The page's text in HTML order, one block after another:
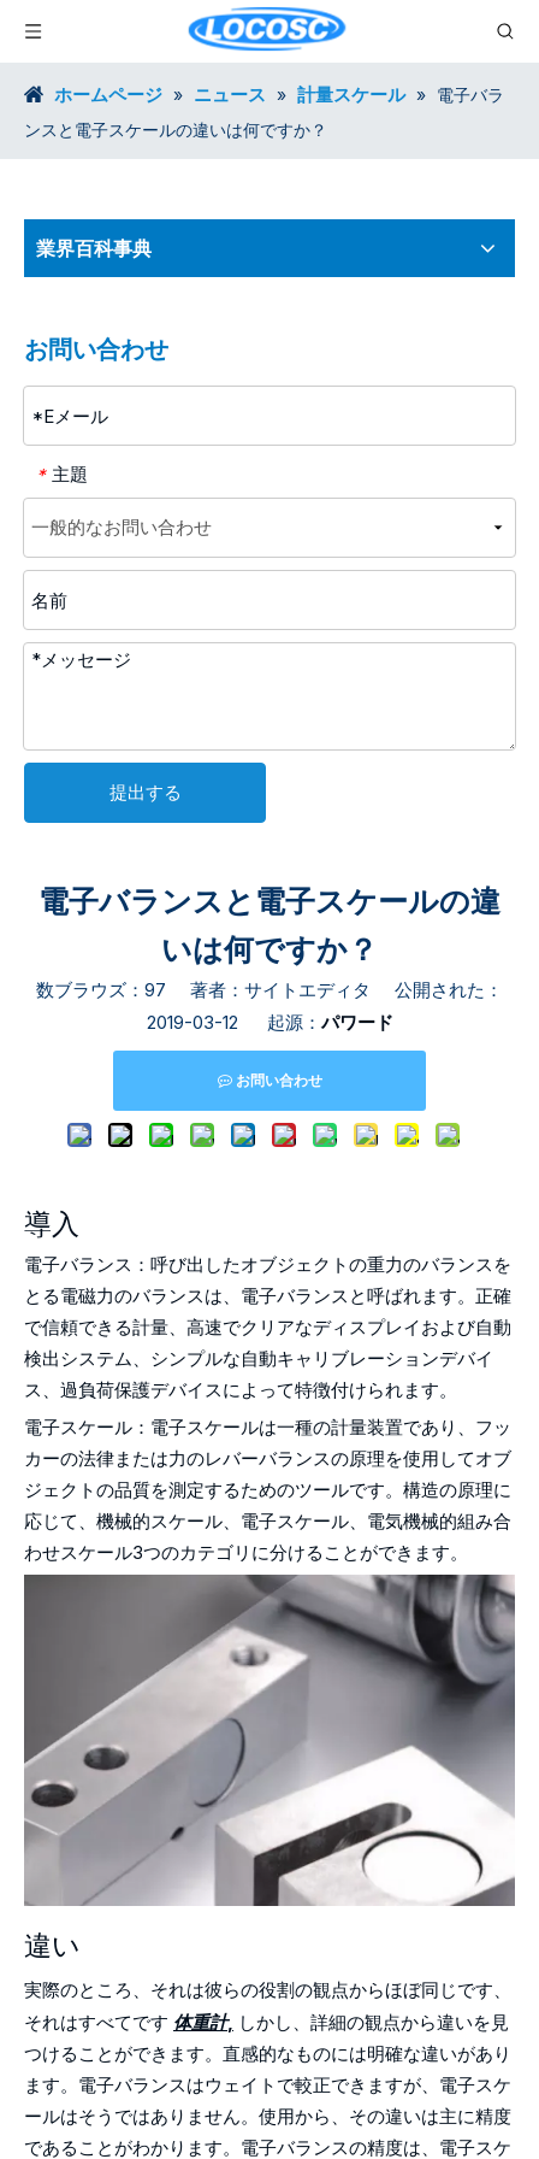
ホームページ » ニュース » 計量スケール » 電子バラ
ンスと電子スケールの違いは何ですか？
業界百科事典
お問い合わせ
* 主題
提出する
電子バランスと電子スケールの違
いは何ですか？
数ブラウズ： 97 著者：サイトエディタ 公開された：
2019-03-12 起源：パワード
お問い合わせ
導入
電子バランス：呼び出したオブジェクトの重力のバランスを
とる電磁力のバランスは、電子バランスと呼ばれます。正確
で信頼できる計量、高速でクリアなディスプレイおよび自動
検出システム、シンプルな自動キャリブレーションデバイ
ス、過負荷保護デバイスによって特徴付けられます。
電子スケール：電子スケールは一種の計量装置であり、フッ
カーの法律または力のレバーバランスの原理を使用してオブ
ジェクトの品質を測定するためのツールです。構造の原理に
応じて、機械的スケール、電子スケール、電気機械的組み合
わせスケール3つのカテゴリに分けることができます。
違い
実際のところ、それは彼らの役割の観点からほぼ同じです、
それはすべてです 体重計, しかし、詳細の観点から違いを見
つけることができます。直感的なものには明確な違いがあり
ます。電子バランスはウェイトで較正できますが、電子スケ
ールはそうではありません。使用から、その違いは主に精度
であることがわかります。電子バランスの精度は、電子スケ